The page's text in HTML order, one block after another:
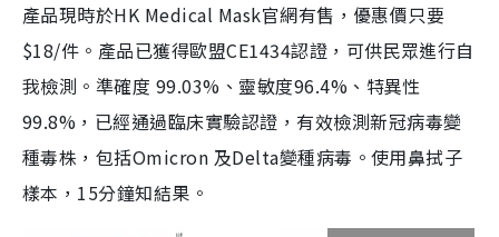
產品現時於HK Medical Mask官網有售，優惠價只要
$18/件。產品已獲得歐盟CE1434認證，可供民眾進行自
我檢測。準確度 99.03%、靈敏度96.4%、特異性
99.8%，已經通過臨床實驗認證，有效檢測新冠病毒變
種毒株，包括Omicron 及Delta變種病毒。使用鼻拭子
樣本，15分鐘知結果。